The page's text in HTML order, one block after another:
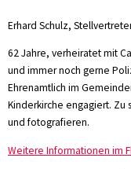
Erhard Schulz,
62 Jahre, verheiratet mit
und immer noch gerne
Ehrenamtlich im
Kinderkirche engagiert. Zu
und fotografieren.
Weitere Informationen im